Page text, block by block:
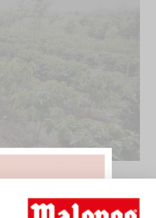
100€